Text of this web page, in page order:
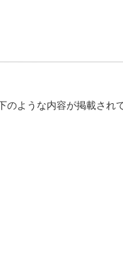
ような内容が掲載され